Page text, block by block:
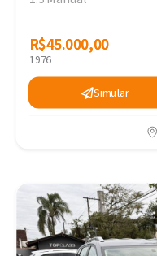
R$45.000,00
R$45.000,00
1976
Simular